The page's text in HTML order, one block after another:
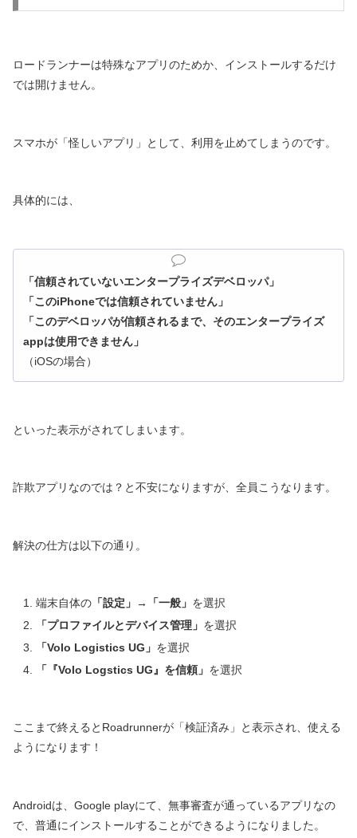
ロードランナーは特殊なアプリのためか、インストールするだけ
では開けません。
スマホが「怪しいアプリ」として、利用を止めてしまうのです。
具体的には、
「信頼されていないエンタープライズデベロッパ」
「このiPhoneでは信頼されていません」
「このデベロッパが信頼されるまで、そのエンタープライズ
appは使用できません」
（iOSの場合）
といった表示がされてしまいます。
詐欺アプリなのでは？と不安になりますが、全員こうなります。
解決の仕方は以下の通り。
端末自体の「設定」→「一般」 を選択
「プロファイルとデバイス管理」 を選択
「Volo Logistics UG」 を選択
「『Volo Logstics UG』を信頼」 を選択
ここまで終えるとRoadrunnerが「検証済み」と表示され、使える
ようになります！
Androidは、Google playにて、無事審査が通っているアプリなの
で、普通にインストールすることができるようになりました。